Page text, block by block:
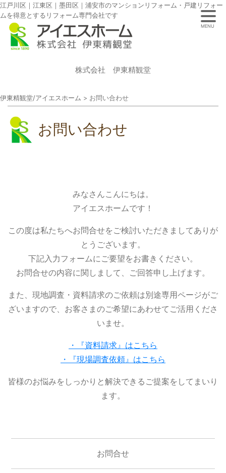
江戸川区｜江東区｜墨田区｜浦安市のマンションリフォーム・戸建リフォー
ムを得意とするリフォーム専門会社です
株式会社 伊東精観堂
伊東精観堂/アイエスホーム > お問い合わせ
お問い合わせ
みなさんこんにちは。
アイエスホームです！
この度は私たちへお問合せをご検討いただきましてありが
とうございます。
下記入力フォームにご要望をお書きください。
お問合せの内容に関しまして、ご回答申し上げます。
また、現地調査・資料請求のご依頼は別途専用ページがご
ざいますので、お客さまのご希望にあわせてご活用くださ
いませ。
・『資料請求』はこちら
・『現場調査依頼』はこちら
皆様のお悩みをしっかりと解決できるご提案をしてまいり
ます。
お問合せ
MENU